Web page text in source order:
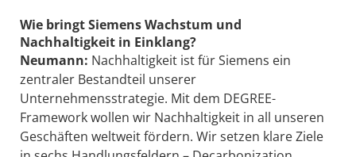
Wie bringt Siemens Wachstum und
Nachhaltigkeit in Einklang?
Neumann: Nachhaltigkeit ist für Siemens ein
zentraler Bestandteil unserer
Unternehmensstrategie. Mit dem DEGREE-
Framework wollen wir Nachhaltigkeit in all unseren
Geschäften weltweit fördern. Wir setzen klare Ziele